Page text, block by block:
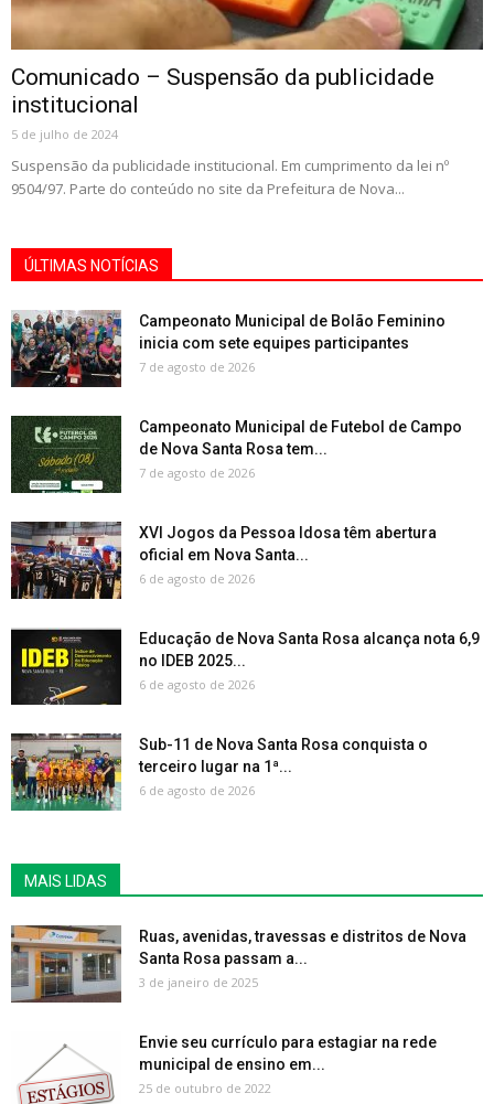
Comunicado – Suspensão da publicidade
institucional
5 de julho de 2024
Suspensão da publicidade institucional. Em cumprimento da lei nº
9504/97. Parte do conteúdo no site da Prefeitura de Nova...
ÚLTIMAS NOTÍCIAS
Campeonato Municipal de Bolão Feminino
inicia com sete equipes participantes
7 de agosto de 2026
Campeonato Municipal de Futebol de Campo
de Nova Santa Rosa tem...
7 de agosto de 2026
XVI Jogos da Pessoa Idosa têm abertura
oficial em Nova Santa...
6 de agosto de 2026
Educação de Nova Santa Rosa alcança nota 6,9
no IDEB 2025...
6 de agosto de 2026
Sub-11 de Nova Santa Rosa conquista o
terceiro lugar na 1ª...
6 de agosto de 2026
MAIS LIDAS
Ruas, avenidas, travessas e distritos de Nova
Santa Rosa passam a...
3 de janeiro de 2025
Envie seu currículo para estagiar na rede
municipal de ensino em...
25 de outubro de 2022